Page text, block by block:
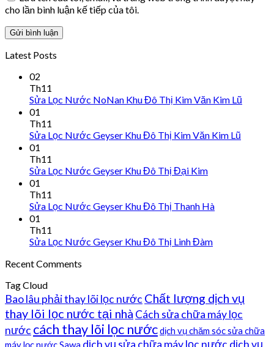
cho lần bình luận kế tiếp của tôi.
Latest Posts
02
Th11
Sửa Lọc Nước NoNan Khu Đô Thị Kim Văn Kim Lũ
01
Th11
Sửa Lọc Nước Geyser Khu Đô Thị Kim Văn Kim Lũ
01
Th11
Sửa Lọc Nước Geyser Khu Đô Thị Đại Kim
01
Th11
Sửa Lọc Nước Geyser Khu Đô Thị Thanh Hà
01
Th11
Sửa Lọc Nước Geyser Khu Đô Thị Linh Đàm
Recent Comments
Tag Cloud
Bao lâu phải thay lõi lọc nước Chất lượng dịch vụ
thay lõi lọc nước tại nhà Cách sửa chữa máy lọc
nước cách thay lõi lọc nướcdịch vụ chăm sóc sửa chữa
máy lọc nước Sawa dịch vụ sửa chữa máy lọc nước dịch vụ